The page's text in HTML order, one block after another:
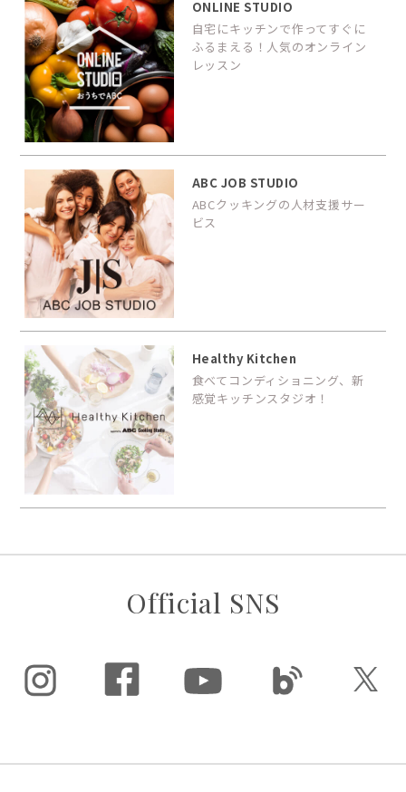
ONLINE STUDIO
自宅にキッチンで作ってすぐに
ふるまえる！人気のオンライン
レッスン
ABC JOB STUDIO
ABCクッキングの人材支援サー
ビス
Healthy Kitchen
食べてコンディショニング、新
感覚キッチンスタジオ！
Official SNS